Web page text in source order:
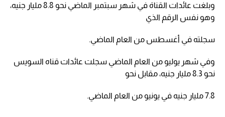
وبلغت عائدات القناة في شهر سبتمبر الماضي نحو 8.8 مليار جنيه،
وهو نفس الرقم الذي
سجلته في أغسطس من العام الماضي.
وفي شهر يوليو من العام الماضي سجلت عائدات قناه السويس
نحو 8.3 مليار جنيه، مقابل نحو
7.8 مليار جنيه في يونيو من العام الماضي.